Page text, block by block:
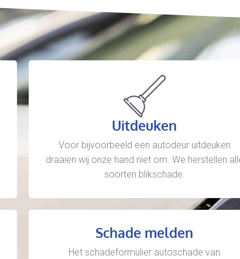
Uitdeuken
Voor bijvoorbeeld een autodeur uitdeuken
draaien wij onze hand niet om. We herstellen
soorten blikschade.
Schade melden
Het schadeformulier autoschade van